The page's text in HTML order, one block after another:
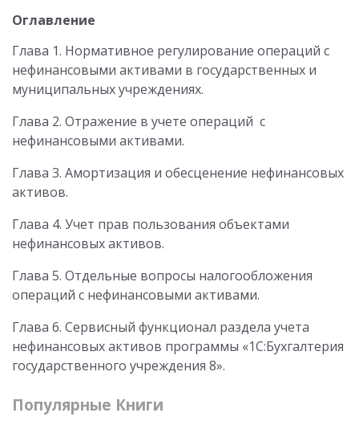
Оглавление
Глава 1. Нормативное регулирование операций с
нефинансовыми активами в государственных и
муниципальных учреждениях.
Глава 2. Отражение в учете операций с
нефинансовыми активами.
Глава 3. Амортизация и обесценение нефинансовых
активов.
Глава 4. Учет прав пользования объектами
нефинансовых активов.
Глава 5. Отдельные вопросы налогообложения
операций с нефинансовыми активами.
Глава 6. Сервисный функционал раздела учета
нефинансовых активов программы «1С:Бухгалтерия
государственного учреждения 8».
Популярные Книги